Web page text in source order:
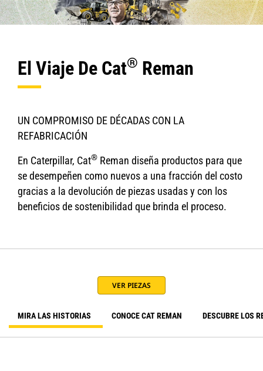
El Viaje De Cat® Reman
UN COMPROMISO DE DÉCADAS CON LA
REFABRICACIÓN
En Caterpillar, Cat® Reman diseña productos para que
se desempeñen como nuevos a una fracción del costo
gracias a la devolución de piezas usadas y con los
beneficios de sostenibilidad que brinda el proceso.
VER PIEZAS
MIRA LAS HISTORIAS CONOCE CAT REMAN DESCUBRE LOS